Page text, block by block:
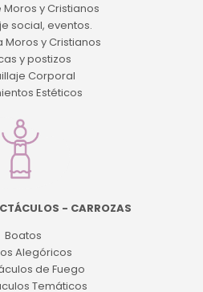
y Cristianos
social, eventos.
Moros y Cristianos
y postizos
Corporal
Estéticos
- CARROZAS
Boatos
Alegóricos
de Fuego
Temáticos